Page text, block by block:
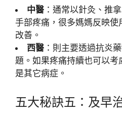
中醫 ：通常以針灸、推
手部疼痛，很多媽媽反映使
改善。
西醫 ：則主要透過抗炎
題。如果疼痛持續也可以考
是其它病症。
五大秘訣五：及早